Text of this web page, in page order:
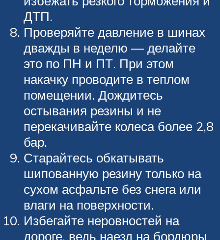
ДТП.
Проверяйте давление в шинах
дважды в неделю — делайте
это по ПН и ПТ. При этом
накачку проводите в теплом
помещении. Дождитесь
остывания резины и не
перекачивайте колеса более 2,8
бар.
Старайтесь обкатывать
шипованную резину только на
сухом асфальте без снега или
влаги на поверхности.
Избегайте неровностей на
дороге, ведь наезд на бордюры